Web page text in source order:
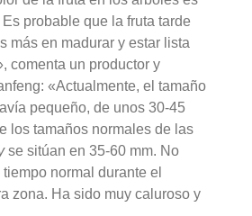
probable que la fruta tarde
más en madurar y estar lista
comenta un productor y
«Actualmente, el tamaño
pequeño, de unos 30-45
los tamaños normales de las
se sitúan en 35-60 mm. No
normal durante el
zona. Ha sido muy caluroso y